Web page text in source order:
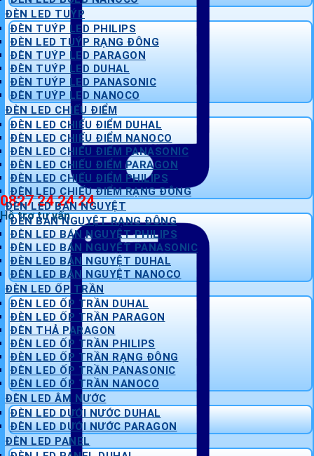
0827 24 24 24
Hỗ trợ tư vấn
ĐÈN LED TUÝP
ĐÈN TUÝP LED PHILIPS
ĐÈN LED TUÝP RẠNG ĐÔNG
ĐÈN TUÝP LED PARAGON
ĐÈN TUÝP LED DUHAL
ĐÈN TUÝP LED PANASONIC
ĐÈN TUÝP LED NANOCO
ĐÈN LED CHIẾU ĐIỂM
ĐÈN LED CHIẾU ĐIỂM DUHAL
ĐÈN LED CHIẾU ĐIỂM NANOCO
ĐÈN LED CHIẾU ĐIỂM PANASONIC
ĐÈN LED CHIẾU ĐIỂM PARAGON
ĐÈN LED CHIẾU ĐIỂM PHILIPS
ĐÈN LED CHIẾU ĐIỂM RẠNG ĐÔNG
ĐÈN LED BÁN NGUYỆT
ĐÈN BÁN NGUYỆT RẠNG ĐÔNG
ĐÈN LED BÁN NGUYỆT PHILIPS
ĐÈN LED BÁN NGUYỆT PANASONIC
ĐÈN LED BÁN NGUYỆT DUHAL
ĐÈN LED BÁN NGUYỆT NANOCO
ĐÈN LED ỐP TRẦN
ĐÈN LED ỐP TRẦN DUHAL
ĐÈN LED ỐP TRẦN PARAGON
ĐÈN THẢ PARAGON
ĐÈN LED ỐP TRẦN PHILIPS
ĐÈN LED ỐP TRẦN RẠNG ĐÔNG
ĐÈN LED ỐP TRẦN PANASONIC
ĐÈN LED ỐP TRẦN NANOCO
ĐÈN LED ÂM NƯỚC
ĐÈN LED DƯỚI NƯỚC DUHAL
ĐÈN LED DƯỚI NƯỚC PARAGON
ĐÈN LED PANEL